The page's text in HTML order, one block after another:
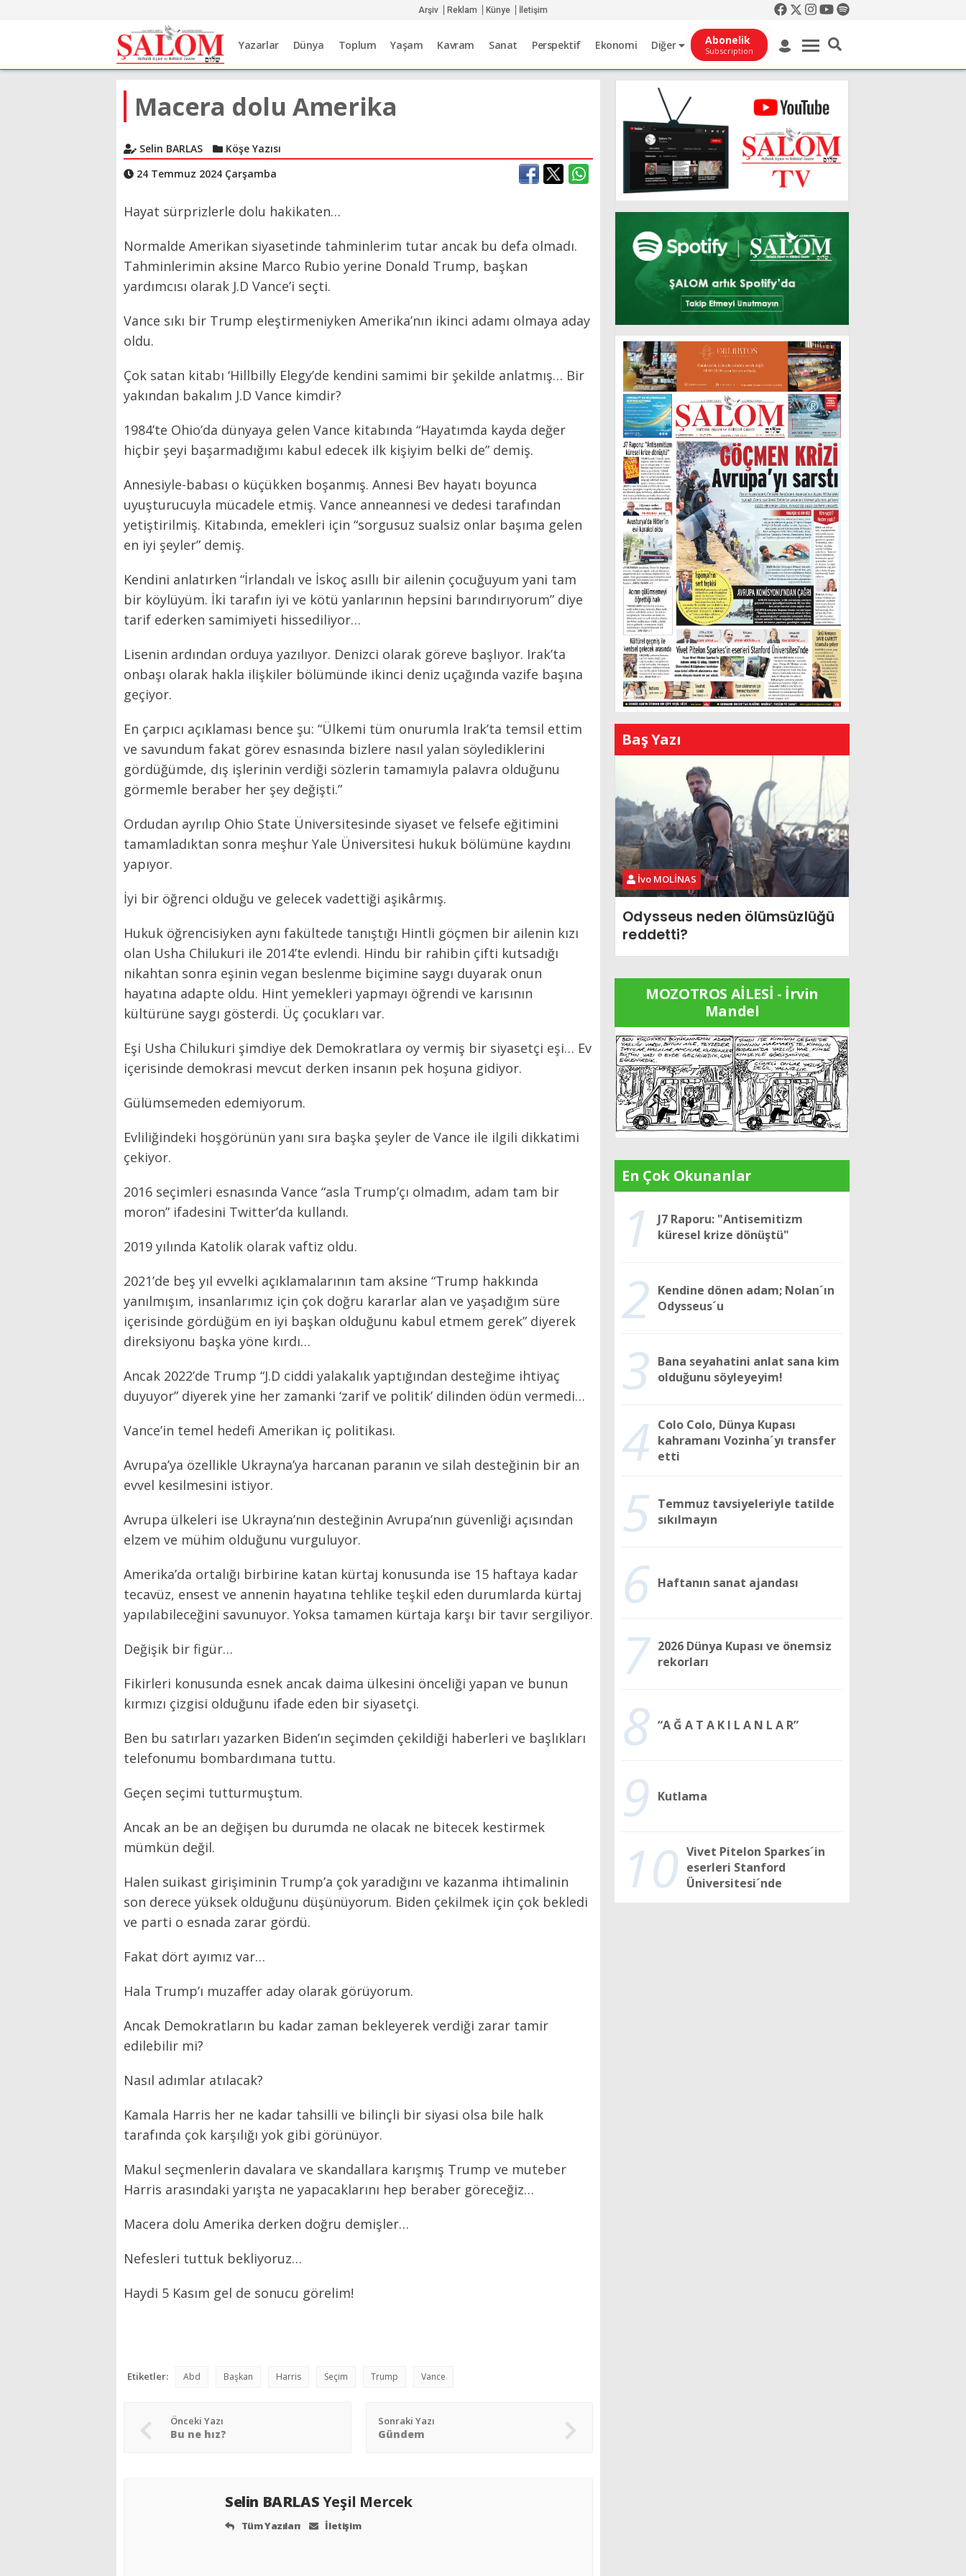
Arşiv Reklam Künye İletişim
Yazarlar Dünya Toplum Yaşam Kavram Sanat Perspektif Ekonomi Diğer Abonelik
Subscription
Macera dolu Amerika
Selin BARLAS
Köşe Yazısı
24 Temmuz 2024 Çarşamba
Hayat sürprizlerle dolu hakikaten…
Normalde Amerikan siyasetinde tahminlerim tutar ancak bu defa olmadı.
Tahminlerimin aksine Marco Rubio yerine Donald Trump, başkan
yardımcısı olarak J.D Vance’i seçti.
Vance sıkı bir Trump eleştirmeniyken Amerika’nın ikinci adamı olmaya aday
oldu.
Çok satan kitabı ‘Hillbilly Elegy’de kendini samimi bir şekilde anlatmış… Bir
yakından bakalım J.D Vance kimdir?
1984’te Ohio’da dünyaya gelen Vance kitabında “Hayatımda kayda değer
hiçbir şeyi başarmadığımı kabul edecek ilk kişiyim belki de” demiş.
Annesiyle-babası o küçükken boşanmış. Annesi Bev hayatı boyunca
uyuşturucuyla mücadele etmiş. Vance anneannesi ve dedesi tarafından
yetiştirilmiş. Kitabında, emekleri için “sorgusuz sualsiz onlar başıma gelen
en iyi şeyler” demiş.
Kendini anlatırken “İrlandalı ve İskoç asıllı bir ailenin çocuğuyum yani tam
bir köylüyüm. İki tarafın iyi ve kötü yanlarının hepsini barındırıyorum” diye
tarif ederken samimiyeti hissediliyor…
Lisenin ardından orduya yazılıyor. Denizci olarak göreve başlıyor. Irak’ta
onbaşı olarak hakla ilişkiler bölümünde ikinci deniz uçağında vazife başına
geçiyor.
En çarpıcı açıklaması bence şu: “Ülkemi tüm onurumla Irak’ta temsil ettim
ve savundum fakat görev esnasında bizlere nasıl yalan söylediklerini
gördüğümde, dış işlerinin verdiği sözlerin tamamıyla palavra olduğunu
görmemle beraber her şey değişti.”
Ordudan ayrılıp Ohio State Üniversitesinde siyaset ve felsefe eğitimini
tamamladıktan sonra meşhur Yale Üniversitesi hukuk bölümüne kaydını
yapıyor.
İyi bir öğrenci olduğu ve gelecek vadettiği aşikârmış.
Hukuk öğrencisiyken aynı fakültede tanıştığı Hintli göçmen bir ailenin kızı
olan Usha Chilukuri ile 2014’te evlendi. Hindu bir rahibin çifti kutsadığı
nikahtan sonra eşinin vegan beslenme biçimine saygı duyarak onun
hayatına adapte oldu. Hint yemekleri yapmayı öğrendi ve karısının
kültürüne saygı gösterdi. Üç çocukları var.
Eşi Usha Chilukuri şimdiye dek Demokratlara oy vermiş bir siyasetçi eşi… Ev
içerisinde demokrasi mevcut derken insanın pek hoşuna gidiyor.
Gülümsemeden edemiyorum.
Evliliğindeki hoşgörünün yanı sıra başka şeyler de Vance ile ilgili dikkatimi
çekiyor.
2016 seçimleri esnasında Vance “asla Trump’çı olmadım, adam tam bir
moron” ifadesini Twitter’da kullandı.
2019 yılında Katolik olarak vaftiz oldu.
2021’de beş yıl evvelki açıklamalarının tam aksine “Trump hakkında
yanılmışım, insanlarımız için çok doğru kararlar alan ve yaşadığım süre
içerisinde gördüğüm en iyi başkan olduğunu kabul etmem gerek” diyerek
direksiyonu başka yöne kırdı…
Ancak 2022’de Trump “J.D ciddi yalakalık yaptığından desteğime ihtiyaç
duyuyor” diyerek yine her zamanki ‘zarif ve politik’ dilinden ödün vermedi…
Vance’in temel hedefi Amerikan iç politikası.
Avrupa’ya özellikle Ukrayna’ya harcanan paranın ve silah desteğinin bir an
evvel kesilmesini istiyor.
Avrupa ülkeleri ise Ukrayna’nın desteğinin Avrupa’nın güvenliği açısından
elzem ve mühim olduğunu vurguluyor.
Amerika’da ortalığı birbirine katan kürtaj konusunda ise 15 haftaya kadar
tecavüz, ensest ve annenin hayatına tehlike teşkil eden durumlarda kürtaj
yapılabileceğini savunuyor. Yoksa tamamen kürtaja karşı bir tavır sergiliyor.
Değişik bir figür…
Fikirleri konusunda esnek ancak daima ülkesini önceliği yapan ve bunun
kırmızı çizgisi olduğunu ifade eden bir siyasetçi.
Ben bu satırları yazarken Biden’ın seçimden çekildiği haberleri ve başlıkları
telefonumu bombardımana tuttu.
Geçen seçimi tutturmuştum.
Ancak an be an değişen bu durumda ne olacak ne bitecek kestirmek
mümkün değil.
Halen suikast girişiminin Trump’a çok yaradığını ve kazanma ihtimalinin
son derece yüksek olduğunu düşünüyorum. Biden çekilmek için çok bekledi
ve parti o esnada zarar gördü.
Fakat dört ayımız var…
Hala Trump’ı muzaffer aday olarak görüyorum.
Ancak Demokratların bu kadar zaman bekleyerek verdiği zarar tamir
edilebilir mi?
Nasıl adımlar atılacak?
Kamala Harris her ne kadar tahsilli ve bilinçli bir siyasi olsa bile halk
tarafında çok karşılığı yok gibi görünüyor.
Makul seçmenlerin davalara ve skandallara karışmış Trump ve muteber
Harris arasındaki yarışta ne yapacaklarını hep beraber göreceğiz…
Macera dolu Amerika derken doğru demişler…
Nefesleri tuttuk bekliyoruz…
Haydi 5 Kasım gel de sonucu görelim!
Etiketler: Abd Başkan Harris Seçim Trump Vance
Önceki Yazı
Bu ne hız?
Sonraki Yazı
Gündem
Selin BARLASYeşil Mercek
Tüm Yazıları İletişim
Baş Yazı
İvo MOLİNAS
Odysseus neden ölümsüzlüğü
reddetti?
MOZOTROS AİLESİ - İrvin
Mandel
En Çok Okunanlar
1
J7 Raporu: "Antisemitizm
küresel krize dönüştü"
2 Kendine dönen adam; Nolan´ın
Odysseus´u
3 Bana seyahatini anlat sana kim
olduğunu söyleyeyim!
4 Colo Colo, Dünya Kupası
kahramanı Vozinha´yı transfer
etti
5 Temmuz tavsiyeleriyle tatilde
sıkılmayın
6 Haftanın sanat ajandası
7 2026 Dünya Kupası ve önemsiz
rekorları
8 “A Ğ A T A K I L A N L A R”
9 Kutlama
10 Vivet Pitelon Sparkes´in
eserleri Stanford
Üniversitesi´nde